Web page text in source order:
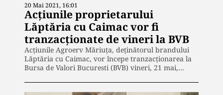
20 Mai 2021, 16:01
Acțiunile proprietarului
Lăptăria cu Caimac vor fi
tranzacționate de vineri la BVB
Acțiunile Agroerv Măriuța, deținătorul brandului
Lăptăria cu Caimac, vor începe tranzacționarea la
Bursa de Valori Bucuresti (BVB) vineri, 21 mai,…